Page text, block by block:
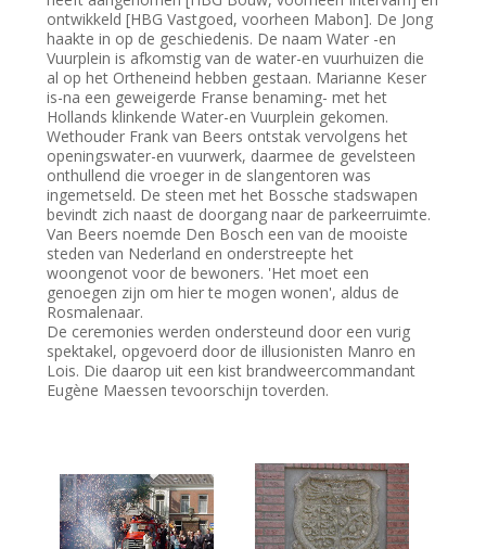
ontwikkeld [HBG Vastgoed, voorheen Mabon]. De Jong
haakte in op de geschiedenis. De naam Water -en
Vuurplein is afkomstig van de water-en vuurhuizen die
al op het Ortheneind hebben gestaan. Marianne Keser
is-na een geweigerde Franse benaming- met het
Hollands klinkende Water-en Vuurplein gekomen.
Wethouder Frank van Beers ontstak vervolgens het
openingswater-en vuurwerk, daarmee de gevelsteen
onthullend die vroeger in de slangentoren was
ingemetseld. De steen met het Bossche stadswapen
bevindt zich naast de doorgang naar de parkeerruimte.
Van Beers noemde Den Bosch een van de mooiste
steden van Nederland en onderstreepte het
woongenot voor de bewoners. 'Het moet een
genoegen zijn om hier te mogen wonen', aldus de
Rosmalenaar.
De ceremonies werden ondersteund door een vurig
spektakel, opgevoerd door de illusionisten Manro en
Lois. Die daarop uit een kist brandweercommandant
Eugène Maessen tevoorschijn toverden.